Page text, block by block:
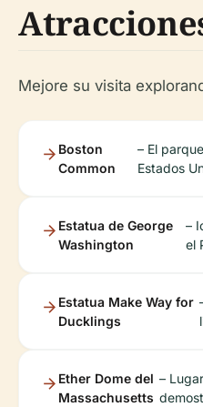
Mejore su visita
Boston
Common
– El
Estados
Estatua de George
Washington
–
el
Estatua Make Way for
Ducklings
Ether Dome del
Massachusetts
–